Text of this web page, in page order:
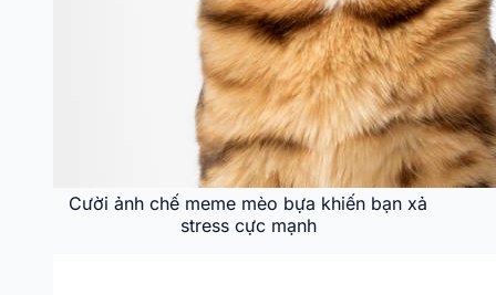
Cười ảnh chế meme mèo bựa khiến bạn xả
stress cực mạnh